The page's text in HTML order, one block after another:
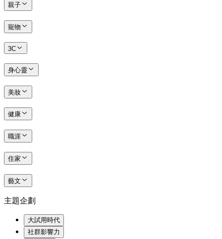
親子
寵物
3C
身心靈
美妝
健康
職涯
住家
藝文
主題企劃
大試用時代
社群影響力